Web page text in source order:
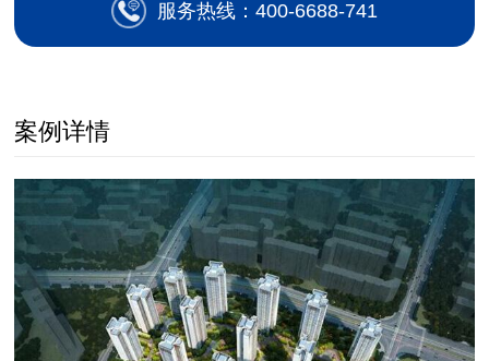
服务热线：400-6688-741
案例详情